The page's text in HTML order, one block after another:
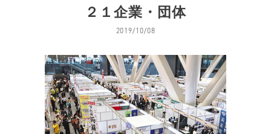
２１企業・団体
2019/10/08